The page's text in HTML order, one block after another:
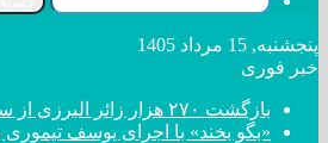
پنجشنبه, 15 مرداد 1405
خبر فوری
بازگشت ۲۷۰ هزار زائر البرزی از سفر اربعین
«بگو بخند» با اجرای یوسف